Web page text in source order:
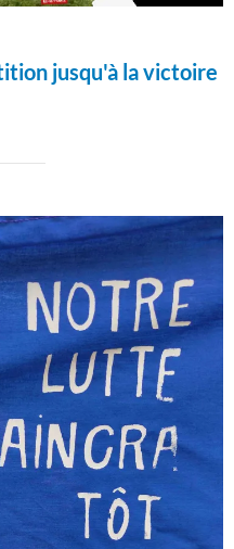
jusqu'à la victoire